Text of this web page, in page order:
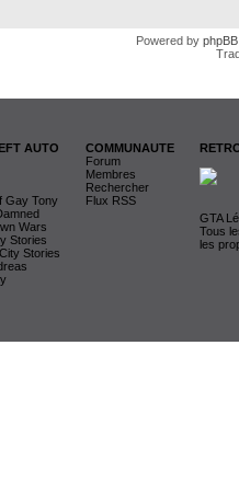
Powered by phpBB
AUTO
Gay Tony
Wars
Stories
Stories
COMMUNAUTE
Forum
Membres
Rechercher
Flux RSS
GTA
Tous
les